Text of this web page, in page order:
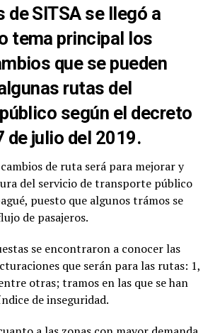
de SITSA se llegó a
tema principal los
que se pueden
rutas del
según el decreto
de julio del 2019.
de ruta será para mejorar y
del servicio de transporte público
puesto que algunos trámos se
de pasajeros.
se encontraron a conocer las
que serán para las rutas: 1,
otras;tramos en las que se han
de inseguridad.